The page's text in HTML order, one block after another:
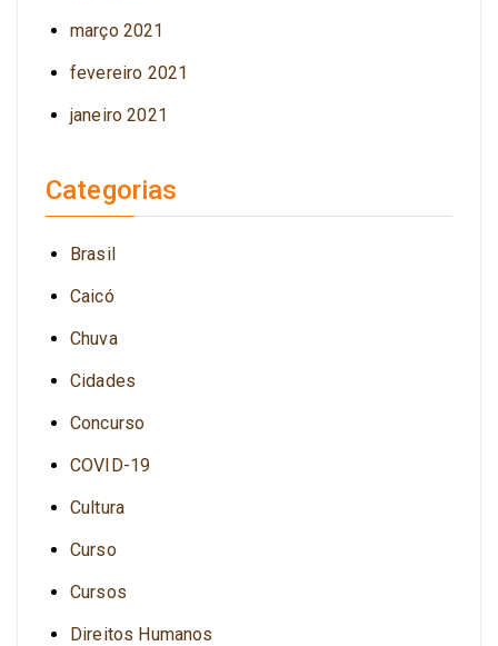
março 2021
fevereiro 2021
janeiro 2021
Categorias
Brasil
Caicó
Chuva
Cidades
Concurso
COVID-19
Cultura
Curso
Cursos
Direitos Humanos